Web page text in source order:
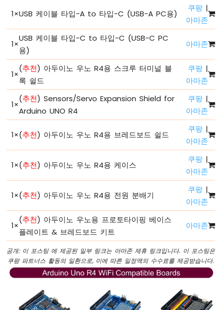
두
우
LED
이
두
우
점
밝
아
1×USB 케이블 타입-A to 타입-C (USB-A PC용)
쿠팡 |
아마존
1×
USB 케이블 타입-C to 타입-C (USB-C PC
용)
아마존
1×
(추천) 아두이노 우노 R4용 스크루 터미널 블
록 쉴드
쿠팡 |
아마존
1×
(추천) Sensors/Servo Expansion Shield for
Arduino UNO R4
쿠팡 |
아마존
1×(추천) 아두이노 우노 R4용 브레드보드 쉴드
쿠팡 |
아마존
1×(추천) 아두이노 우노 R4용 케이스
쿠팡 |
아마존
1×(추천) 아두이노 우노 R4용 전원 분배기
쿠팡 |
아마존
1×
(추천) 아두이노 우노용 프로토타이핑 베이스
플레이트 & 브레드보드 키트
아마존
공개: 이 포스팅 에 제공된 일부 링크는 아마존 제휴 링크입니다. 이 포스팅은
쿠팡 파트너스 활동의 일환으로, 이에 따른 일정액의 수수료를 제공받습니다.